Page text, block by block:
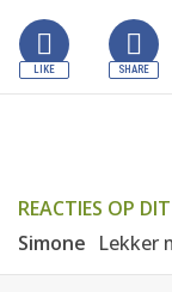
REACTIES OP
Simone Lekker